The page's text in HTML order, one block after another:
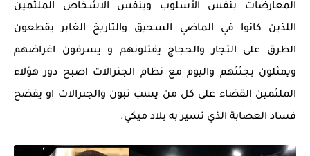
المعارضات بنفس الأسلوب وبنفس الاشخاص الملثمين
اللذين كانوا في الماضي السحيق والتاريخ الغابر يقطعون
الطرق على التجار والحجاج يقتلونهم و يسرقون اغراضهم
ويمثلون بجثثهم واليوم مع نظام الجنرالات اصبح دور هؤلاء
الملثمين القضاء على كل من يسب تبون والجنرالات او يفضح
فساد العصابة الذي تسير به بلاد ميكي.